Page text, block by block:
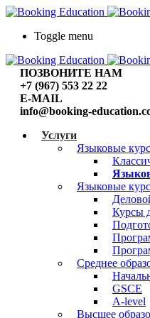
Toggle menu
ПОЗВОНИТЕ НАМ
+7 (967) 553 22 22
E-MAIL
info@booking-
Услуги
Языковые
Языковые
Курсы
Среднее
GSCE
A-level
Высшее